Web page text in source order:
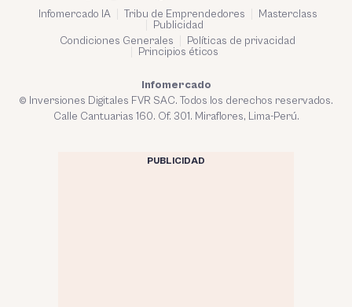
Infomercado IA Tribu de Emprendedores
Masterclass
Publicidad
Condiciones Generales
Políticas de privacidad
Principios éticos
Infomercado
© Inversiones Digitales FVR SAC. Todos los derechos reservados.
Calle Cantuarias 160. Of. 301. Miraflores, Lima-Perú.
PUBLICIDAD